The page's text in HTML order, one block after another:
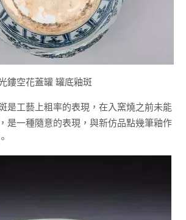
鏤空花蓋罐 罐底釉斑
是工藝上粗率的表現，在入窯燒之前未能
是一種隨意的表現，與新仿品點幾筆釉作